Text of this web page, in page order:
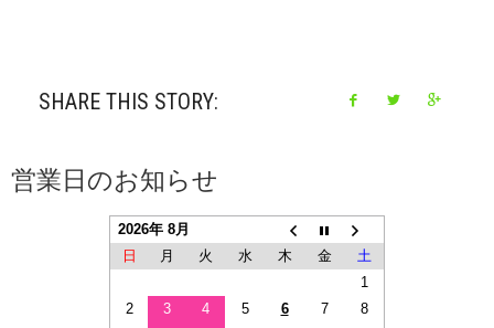
SHARE THIS STORY:
営業日のお知らせ
2026年 8月
日
月 火 水 木 金
土
1
2
3 4 5 6 7
8